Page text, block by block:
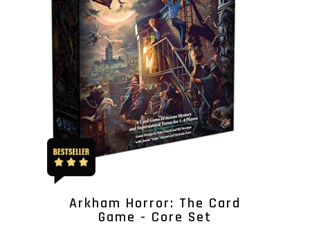
Arkham Horror: The Card
Game - Core Set